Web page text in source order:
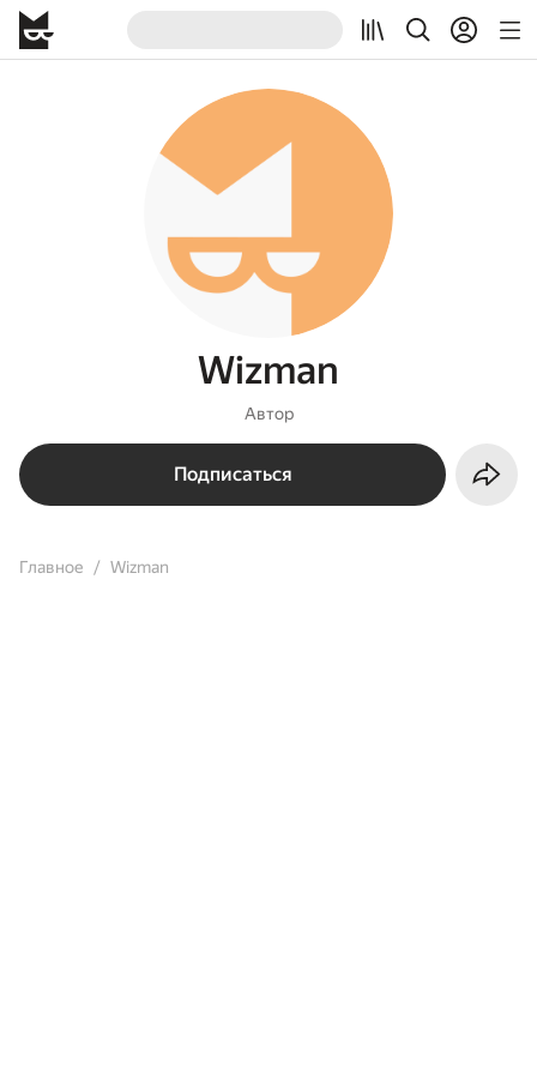
Wizman
Автор
Подписаться
Главное Wizman